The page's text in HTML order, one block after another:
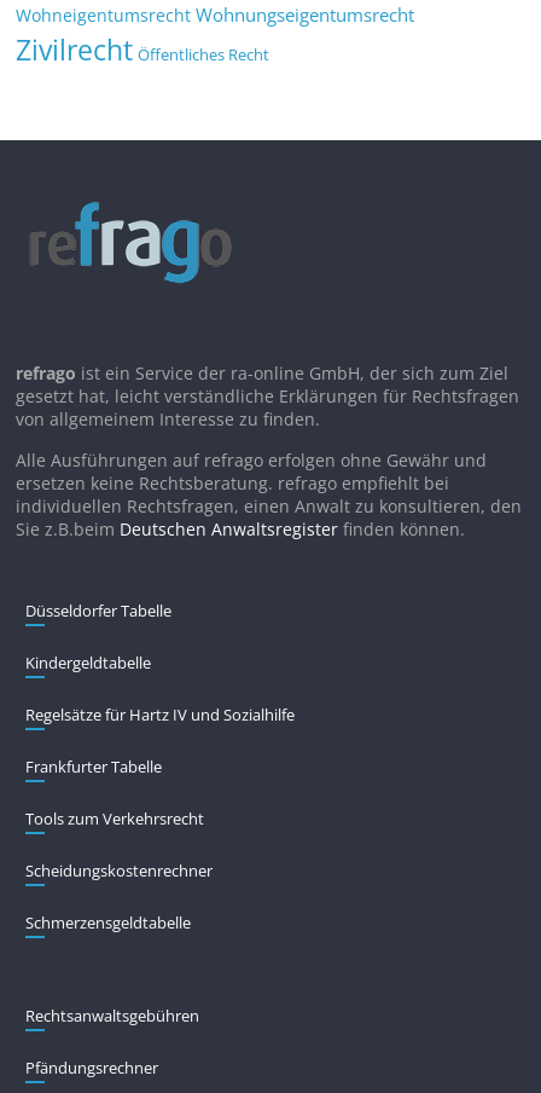
Wohneigentumsrecht Wohnungseigentumsrecht
Zivilrecht Öffentliches Recht
refrago ist ein Service der ra-online GmbH, der sich zum Ziel
gesetzt hat, leicht verständliche Erklärungen für Rechtsfragen
von allgemeinem Interesse zu finden.
Alle Ausführungen auf refrago erfolgen ohne Gewähr und
ersetzen keine Rechtsberatung. refrago empfiehlt bei
individuellen Rechtsfragen, einen Anwalt zu konsultieren, den
Sie z.B.beim Deutschen Anwaltsregister finden können.
Düsseldorfer Tabelle
Kindergeldtabelle
Regelsätze für Hartz IV und Sozialhilfe
Frankfurter Tabelle
Tools zum Verkehrsrecht
Scheidungskostenrechner
Schmerzensgeldtabelle
Rechtsanwaltsgebühren
Pfändungs­rechner